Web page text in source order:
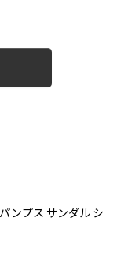
ンプス サンダル シ